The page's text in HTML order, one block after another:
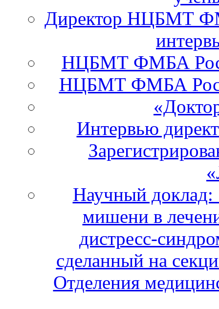
Директор НЦБМТ
НЦБМТ ФМБА
НЦБМТ ФМБА
Интервью
Научный доклад:
мишени в
дистресс-
сделанный на
Отделения